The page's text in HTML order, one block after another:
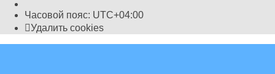
Часовой пояс: UTC+04:00
Удалить cookies